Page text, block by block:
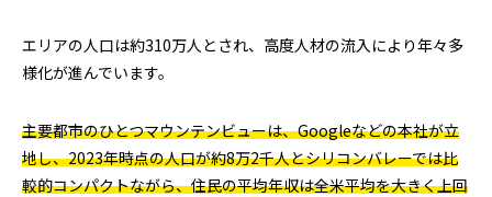
エリアの人口は約310万人とされ、高度人材の流入により年々多
様化が進んでいます。
主要都市のひとつマウンテンビューは、Googleなどの本社が立
地し、2023年時点の人口が約8万2千人とシリコンバレーでは比
較的コンパクトながら、住民の平均年収は全米平均を大きく上回